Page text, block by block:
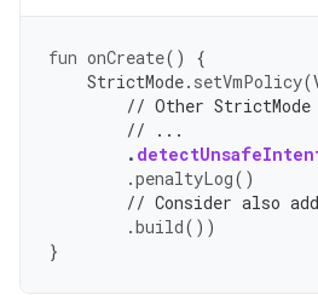
fun onCreate()
{
StrictMode. setVmPolicy(
// Other
// ...
.
.penaltyLog()
// Consider also
.build())
}